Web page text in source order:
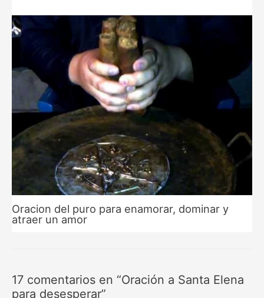
Oracion del puro para enamorar, dominar y
atraer un amor
17 comentarios en “Oración a Santa Elena
para desesperar”